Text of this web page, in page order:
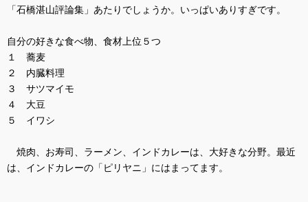
「石橋湛山評論集」あたりでしょうか。いっぱいありすぎです。
自分の好きな食べ物、食材上位５つ
１ 蕎麦
２ 内臓料理
３ サツマイモ
４ 大豆
５ イワシ
焼肉、お寿司、ラーメン、インドカレーは、大好きな分野。最近
は、インドカレーの「ピリヤニ」にはまってます。